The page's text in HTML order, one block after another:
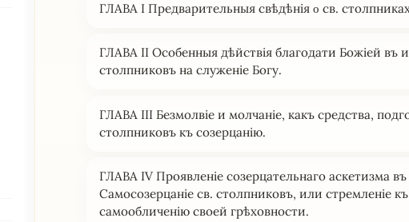
ГЛАВА I Предварительныя свѣдѣнія ο св.
ГЛАВА II Особенныя дѣйствія благодати Божіей въ
столпниковъ на служеніе Богу.
ГЛАВА III Безмолвіе и молчаніе, какъ средcтва,
столпниковъ къ созерцанію.
ГЛАВА IV Проявленіе cозерцательнаго аскетизма въ
Самосозерцаніе cв. столпниковъ, или стремленіе
cамообличенію cвоей грѣховноcти.